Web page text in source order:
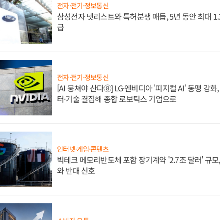
전자·전기·정보통신
삼성전자 넷리스트와 특허분쟁 매듭, 5년 동안 최대
급
전자·전기·정보통신
[AI 뭉쳐야 산다⑧] LG·엔비디아 '피지컬 AI' 동맹 강화
터·기술 결집해 종합 로보틱스 기업으로
인터넷·게임·콘텐츠
빅테크 메모리반도체 포함 장기계약 '2.7조 달러' 규
와 반대 신호